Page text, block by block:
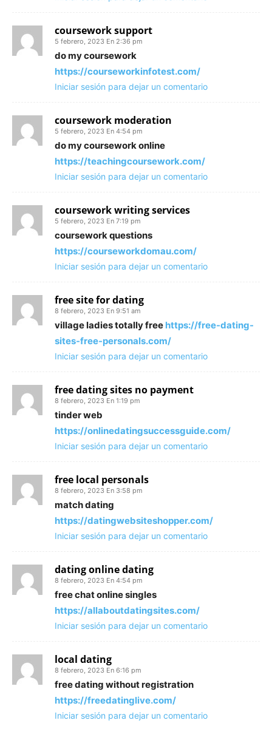
coursework support
5 febrero, 2023 En 2:36 pm
do my coursework
https://courseworkinfotest.com/
Iniciar sesión para dejar un comentario
coursework moderation
5 febrero, 2023 En 4:54 pm
do my coursework online
https://teachingcoursework.com/
Iniciar sesión para dejar un comentario
coursework writing services
5 febrero, 2023 En 7:19 pm
coursework questions
https://courseworkdomau.com/
Iniciar sesión para dejar un comentario
free site for dating
8 febrero, 2023 En 9:51 am
village ladies totally free https://free-dating-
sites-free-personals.com/
Iniciar sesión para dejar un comentario
free dating sites no payment
8 febrero, 2023 En 1:19 pm
tinder web
https://onlinedatingsuccessguide.com/
Iniciar sesión para dejar un comentario
free local personals
8 febrero, 2023 En 3:58 pm
match dating
https://datingwebsiteshopper.com/
Iniciar sesión para dejar un comentario
dating online dating
8 febrero, 2023 En 4:54 pm
free chat online singles
https://allaboutdatingsites.com/
Iniciar sesión para dejar un comentario
local dating
8 febrero, 2023 En 6:16 pm
free dating without registration
https://freedatinglive.com/
Iniciar sesión para dejar un comentario